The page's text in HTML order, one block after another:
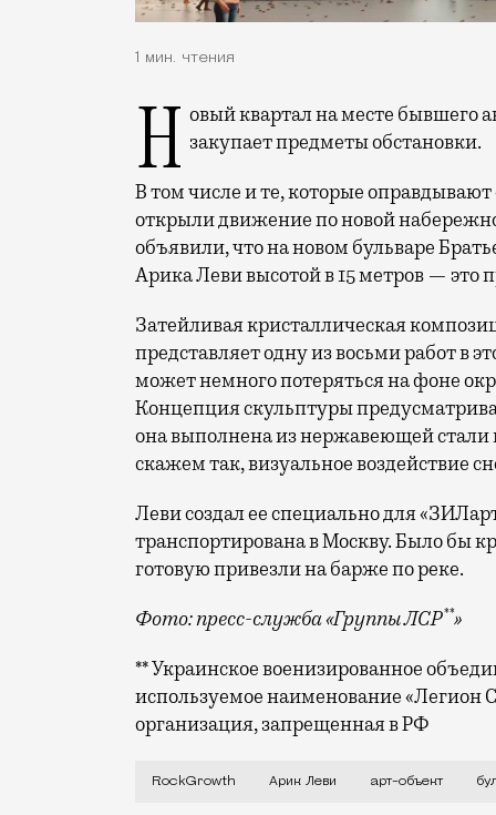
1 мин. чтения
Новый квартал на месте бывшего автозавода ЗИЛ продолжает обживаться и закупает предметы обстановки.
В том числе и те, которые
открыли движение по новой
объявили, что на новом бульваре
Арика Леви высотой в 15 метров —
Затейливая кристаллическая
представляет одну из восьми работ в
может немного потеряться на фоне
Концепция скульптуры
она выполнена из нержавеющей стали
скажем так, визуальное воздействие
Леви создал ее специально для
транспортирована в Москву. Было бы
готовую привезли на барже по реке.
Фото: пресс-служба «Группы ЛСР**»
** Украинское военизированное
используемое наименование «Легион
организация, запрещенная в РФ
RockGrowth Арик Леви арт-объект